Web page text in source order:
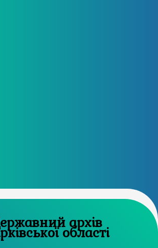
архів
області